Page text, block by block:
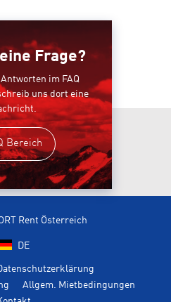
Frage?
im FAQ
uns dort eine
Bereich
Rent Österreich
DE
Allgem. Mietbedingungen